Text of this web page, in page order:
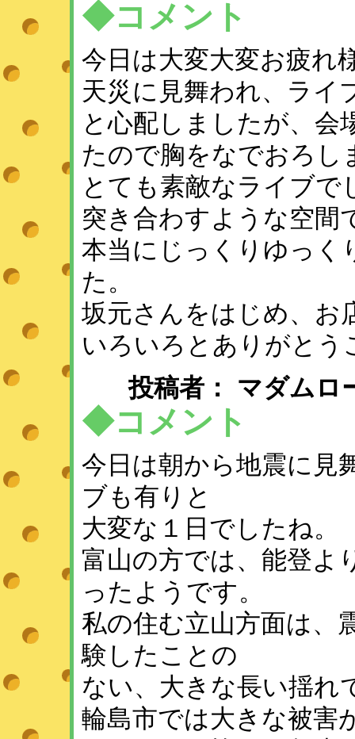
◆コメント
今日は大変大変お疲れ
天災に見舞われ、ライ
と心配しましたが、会
たので胸をなでおろし
とても素敵なライブ
突き合わすような空間
本当にじっくりゆっく
た。
坂元さんをはじめ、お
いろいろとありがとう
投稿者： マダムロ
◆コメント
今日は朝から地震に見
ブも有りと
大変な１日でしたね。
富山の方では、能登よ
ったようです。
私の住む立山方面は、
験したことの
ない、大きな長い揺れ
輪島市では大きな被害